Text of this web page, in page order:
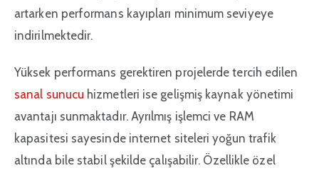
artarken performans kayıpları minimum seviyeye
indirilmektedir.
Yüksek performans gerektiren projelerde tercih edilen
sanal sunucu hizmetleri ise gelişmiş kaynak yönetimi
avantajı sunmaktadır. Ayrılmış işlemci ve RAM
kapasitesi sayesinde internet siteleri yoğun trafik
altında bile stabil şekilde çalışabilir. Özellikle özel